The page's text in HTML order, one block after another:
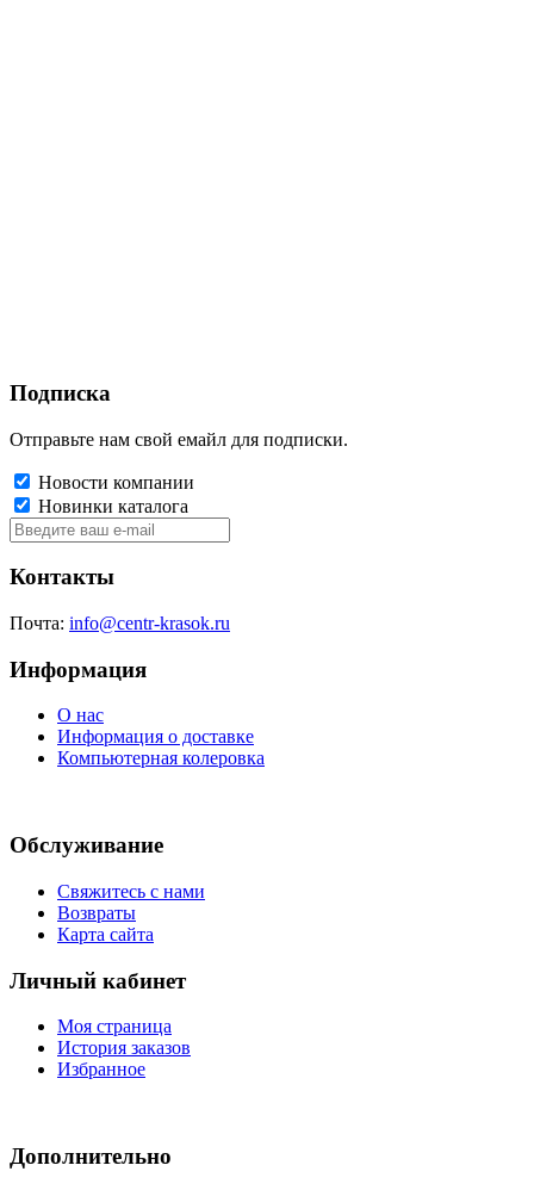
Подписка
Отправьте нам свой емайл для подписки.
Новости компании
Новинки каталога
Контакты
Почта: info@centr-krasok.ru
Информация
О нас
Информация о доставке
Компьютерная колеровка
Обслуживание
Свяжитесь с нами
Возвраты
Карта сайта
Личный кабинет
Моя страница
История заказов
Избранное
Дополнительно